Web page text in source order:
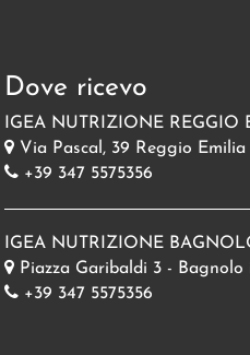
Dove ricevo
IGEA NUTRIZIONE REGGIO
Via Pascal, 39 Reggio
+39 347 5575356
IGEA NUTRIZIONE
Piazza Garibaldi 3 - Bagnolo
+39 347 5575356